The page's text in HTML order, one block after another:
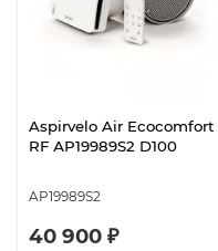
Aspirvelo Air Ecocomfort
RF АР19989S2 D100
AP19989S2
40 900 ₽